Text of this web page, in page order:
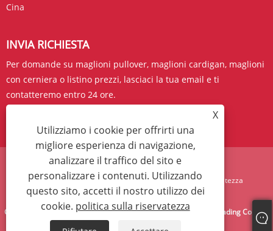
Cina
INVIA RICHIESTA
Per domande su maglioni pullover, maglioni cardigan, maglioni
con cerniera o listino prezzi, lasciaci la tua email e ti
contatteremo entro 24 ore.
Links Sitemap RSS XML politica sulla riservatezza
Copyright © 2024 West Bull Bridge (Zhejiang) Import & Export Trading Co., Ltd.
Tutti i diritti riservati.
X
Utilizziamo i cookie per offrirti una
migliore esperienza di navigazione,
analizzare il traffico del sito e
personalizzare i contenuti. Utilizzando
questo sito, accetti il ​​nostro utilizzo dei
cookie. politica sulla riservatezza